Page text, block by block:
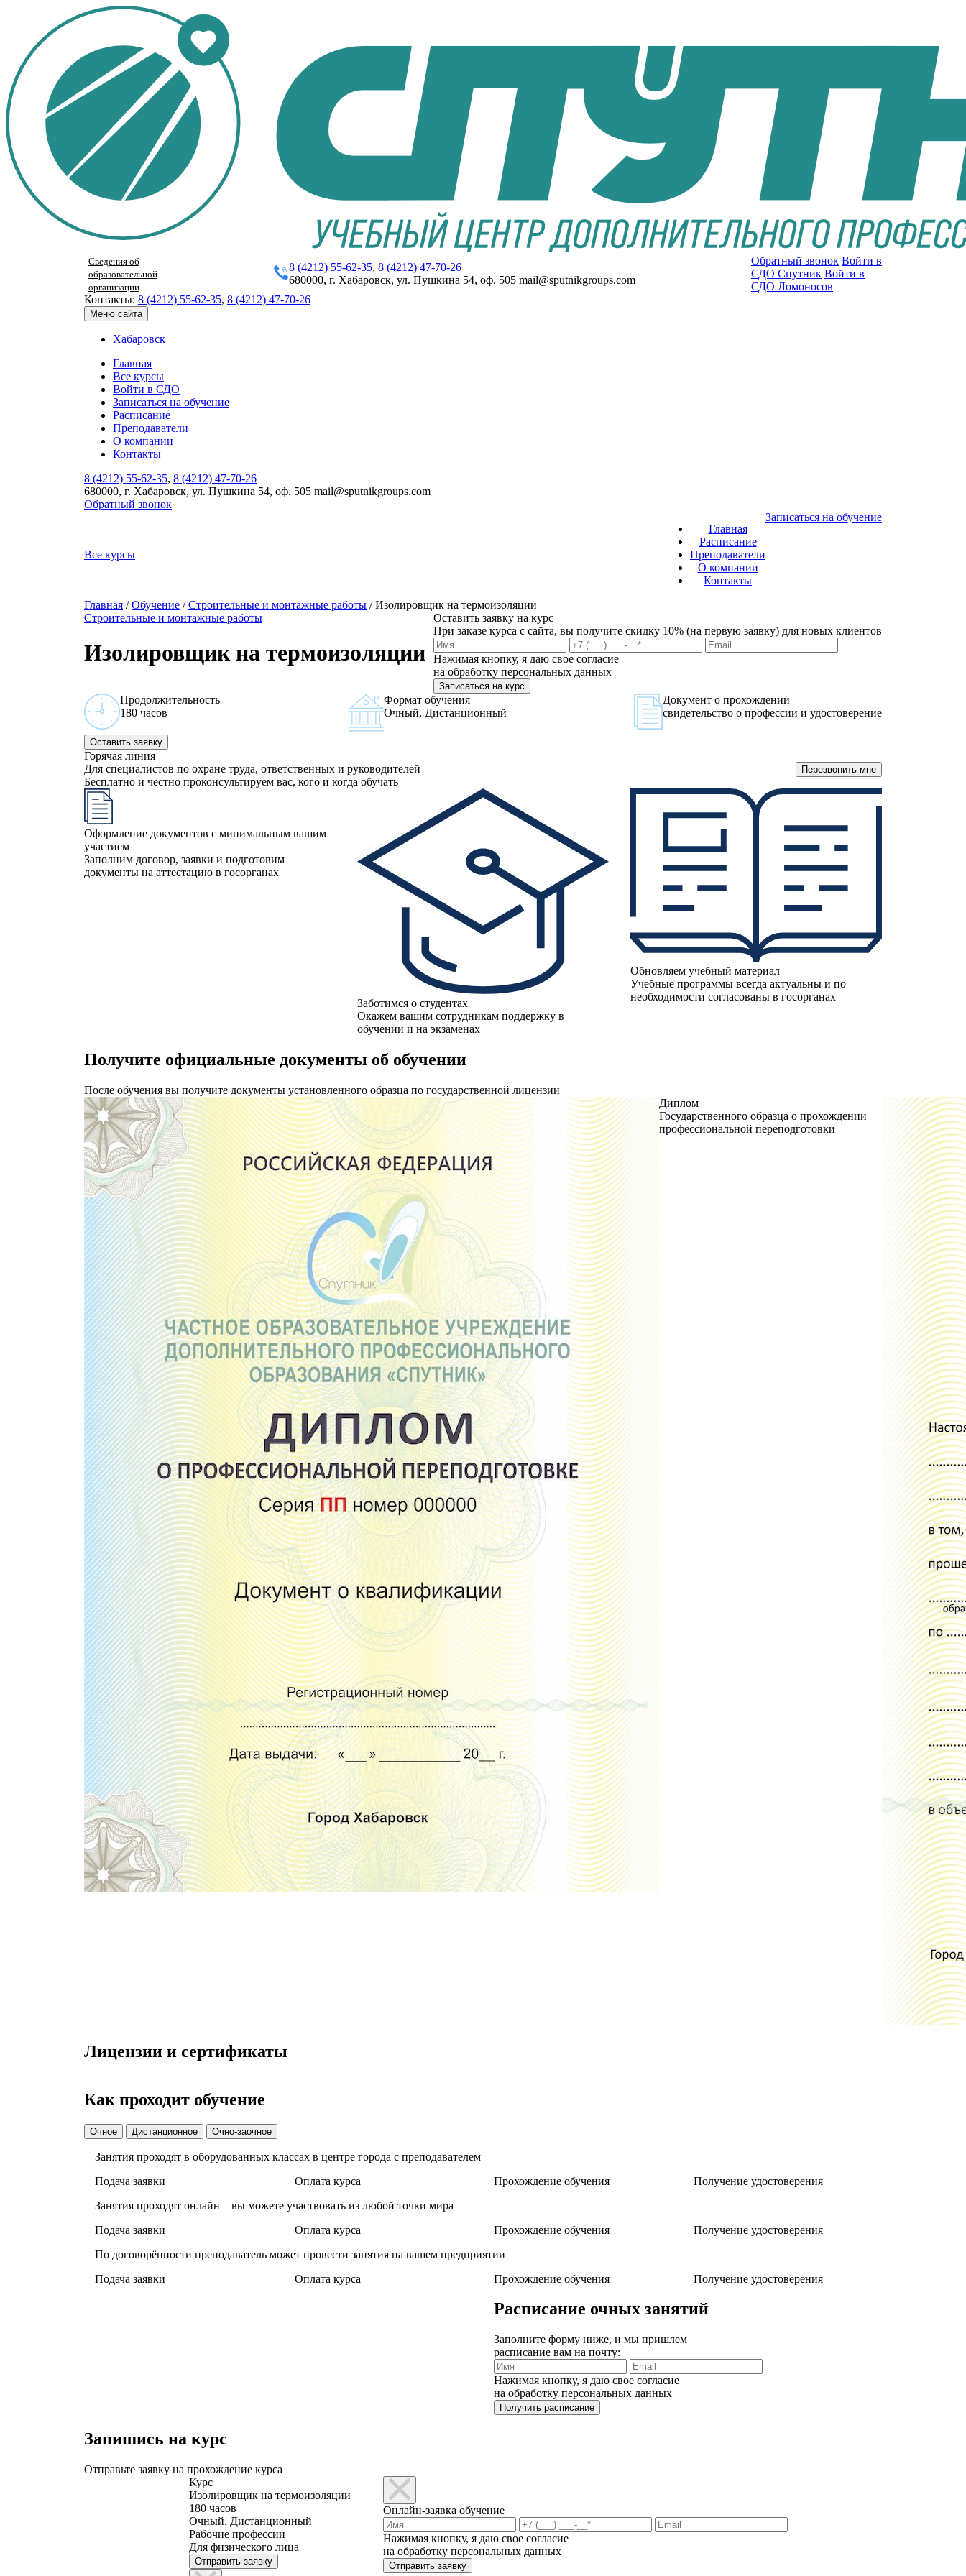
Сведения об
образовательной
организации
8 (4212) 55-62-35, 8 (4212) 47-70-26
680000, г. Хабаровск, ул. Пушкина 54, оф. 505 mail@sputnikgroups.com
Обратный звонок Войти в
СДО Спутник Войти в
СДО Ломоносов
Контакты: 8 (4212) 55-62-35, 8 (4212) 47-70-26
Меню сайта
Хабаровск
Главная
Все курсы
Войти в СДО
Записаться на обучение
Расписание
Преподаватели
О компании
Контакты
8 (4212) 55-62-35, 8 (4212) 47-70-26
680000, г. Хабаровск, ул. Пушкина 54, оф. 505 mail@sputnikgroups.com
Обратный звонок
Все курсы
Главная
Расписание
Преподаватели
О компании
Контакты
Записаться на обучение
Главная /Обучение /Строительные и монтажные работы / Изолировщик на термоизоляции
Строительные и монтажные работы
Изолировщик на термоизоляции
Оставить заявку на курс
При заказе курса с сайта, вы получите скидку 10% (на первую заявку) для новых клиентов
Нажимая кнопку, я даю свое согласие
на обработку персональных данных
Записаться на курс
Продолжительность
180 часов
Формат обучения
Очный, Дистанционный
Документ о прохождении
свидетельство о профессии и удостоверение
Оставить заявку
Горячая линия
Для специалистов по охране труда, ответственных и руководителей
Бесплатно и честно проконсультируем вас, кого и когда обучать
Перезвонить мне
Оформление документов с минимальным вашим
участием
Заполним договор, заявки и подготовим
документы на аттестацию в госорганах
Заботимся о студентах
Окажем вашим сотрудникам поддержку в
обучении и на экзаменах
Обновляем учебный материал
Учебные программы всегда актуальны и по
необходимости согласованы в госорганах
Получите официальные документы об обучении
После обучения вы получите документы установленного образца по государственной лицензии
Диплом
Государственного образца о прохождении
профессиональной переподготовки
Лицензии и сертификаты
Как проходит обучение
Очное Дистанционное Очно-заочное
Занятия проходят в оборудованных классах в центре города с преподавателем
Подача заявки
Оплата курса Прохождение обучения
Получение удостоверения
Занятия проходят онлайн – вы можете участвовать из любой точки мира
Подача заявки
Оплата курса Прохождение обучения
Получение удостоверения
По договорённости преподаватель может провести занятия на вашем предприятии
Подача заявки
Оплата курса Прохождение обучения Получение удостоверения
Расписание очных занятий
Заполните форму ниже, и мы пришлем
расписание вам на почту:
Нажимая кнопку, я даю свое согласие
на обработку персональных данных
Запишись на курс
Отправьте заявку на прохождение курса
Курс
Изолировщик на термоизоляции
180 часов
Очный, Дистанционный
Рабочие профессии
Для физического лица
Отправить заявку
Онлайн-заявка обучение
Нажимая кнопку, я даю свое согласие
на обработку персональных данных
Отправить заявку